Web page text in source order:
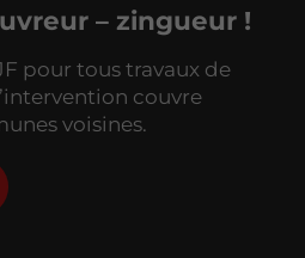
– zingueur !
pour tous travaux de
couvre
voisines.